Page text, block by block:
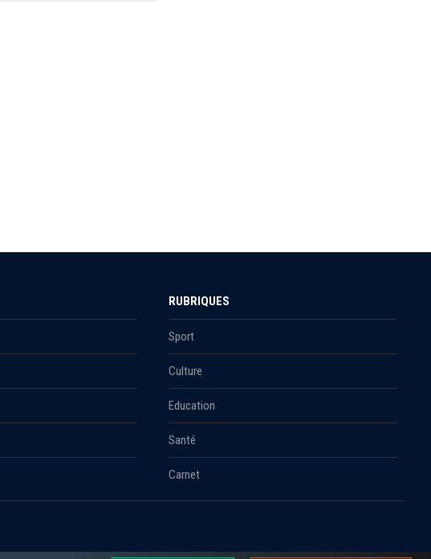
RUBRIQUES
Sport
Culture
Education
Santé
Carnet